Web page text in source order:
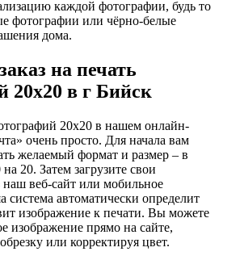
каждой фотографии, будь то
фотографии или чёрно-белые
дома.
на печать
20х20 в г Бийск
20х20 в нашем онлайн-
очень просто. Для начала вам
желаемый формат и размер – в
20. Затем загрузите свои
наш веб-сайт или мобильное
автоматически определит
изображение к печати. Вы можете
изображение прямо на сайте,
или корректируя цвет.